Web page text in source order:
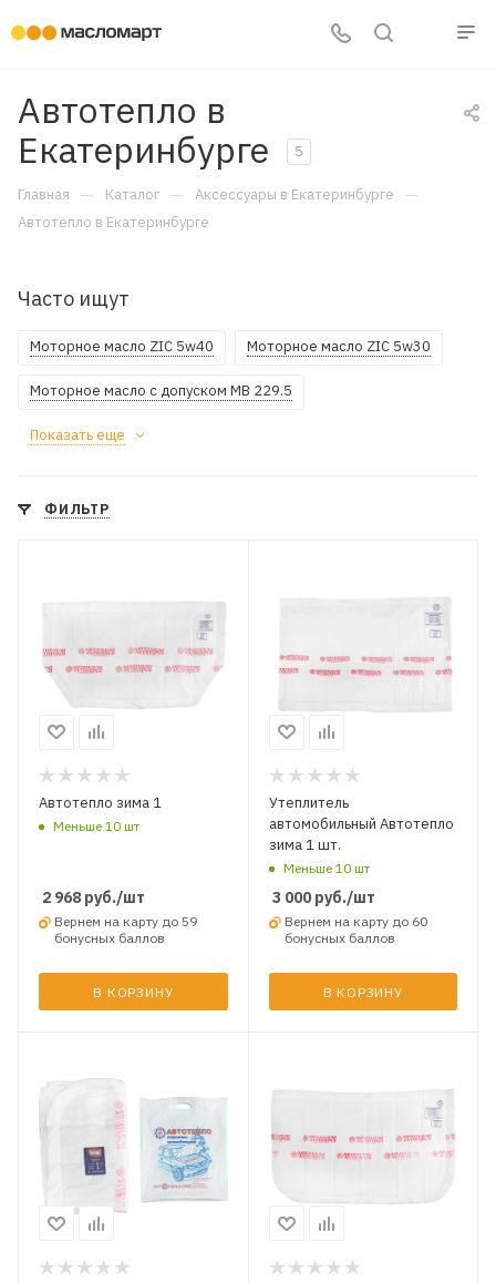
Автотепло в
Екатеринбурге
5
Главная — Каталог — Аксессуары в Екатеринбурге —
Автотепло в Екатеринбурге
Часто ищут
Моторное масло ZIC 5w40 Моторное масло ZIC 5w30
Моторное масло с допуском MB 229.5
Показать еще
ФИЛЬТР
Автотепло зима 1
Меньше 10 шт
2 968 руб./шт
Вернем на карту до 59
бонусных баллов
В КОРЗИНУ
Утеплитель
автомобильный Автотепло
зима 1 шт.
Меньше 10 шт
3 000руб./шт
Вернем на карту до 60
бонусных баллов
В КОРЗИНУ